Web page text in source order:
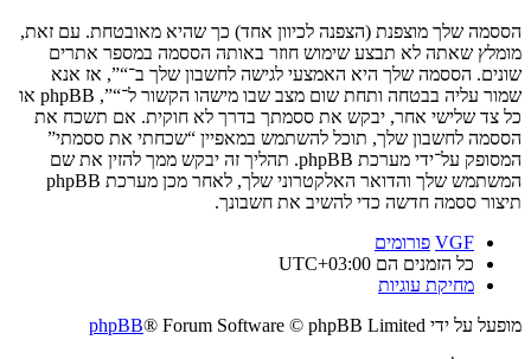
הססמה שלך מוצפנת (הצפנה לכיוון אחד) כך שהיא מאובטחת. עם זאת,
מומלץ שאתה לא תבצע שימוש חוזר באותה הססמה במספר אתרים
שונים. הססמה שלך היא האמצעי לגישה לחשבון שלך ב־“”, אז אנא
שמור עליה בבטחה ותחת שום מצב שבו מישהו הקשור ל־“”, phpBB או
כל צד שלישי אחר, יבקש את ססמתך בדרך לא חוקית. אם תשכח את
הססמה לחשבון שלך, תוכל להשתמש במאפיין “שכחתי את ססמתי”
המסופק על־ידי מערכת phpBB. תהליך זה יבקש ממך להזין את שם
המשתמש שלך והדואר האלקטרוני שלך, לאחר מכן מערכת phpBB
תיצור ססמה חדשה כדי להשיב את חשבונך.
VGF פורומים
כל הזמנים הם UTC+03:00
מחיקת עוגיות
מופעל על ידי
phpBB® Forum Software © phpBB Limited